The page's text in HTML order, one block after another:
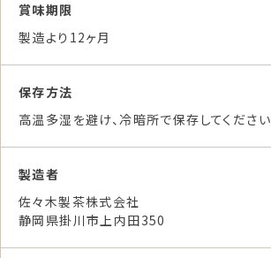
賞味期限
製造より12ヶ月
保存方法
高温多湿を避け、冷暗所で保存してください
製造者
佐々木製茶株式会社
静岡県掛川市上内田350